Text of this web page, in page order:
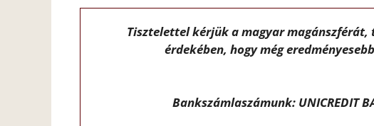
Tisztelettel kérjük a magyar magánszférát,
érdekében, hogy még
Bankszámlaszámunk: UNICREDIT